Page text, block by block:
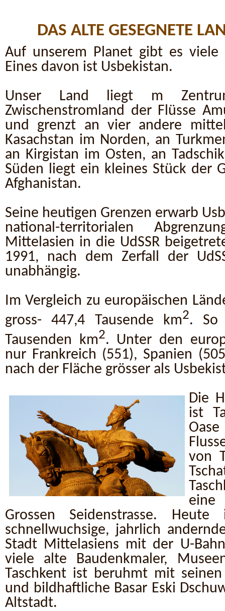
DAS ALTE GESEGNETE
Auf unserem Planet gibt es viele
Eines davon ist Usbekistan.
Unser Land liegt m
Zwischenstromland der Flüsse
und grenzt an vier andere
Kasachstan im Norden, an
an Kirgistan im Osten, an
Süden liegt ein kleines Stück der
Afghanistan.
Seine heutigen Grenzen erwarb
national-territorialen
Mittelasien in die UdSSR
1991, nach dem Zerfall der
unabhängig.
Im Vergleich zu europäischen
gross- 447,4 Tausende km2. So
Tausenden km2. Unter den
nur Frankreich (551), Spanien
nach der Fläche grösser als
Die
ist
von
eine
Grossen Seidenstrasse.
schnellwuchsige, jahrlich
Stadt Mittelasiens mit der U-
viele alte Baudenkmaler,
Taschkent ist beruhmt mit
und bildhaftliche Basar Eski
Altstadt.